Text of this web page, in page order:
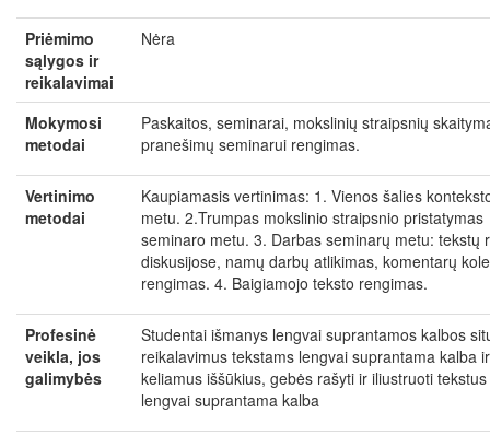
Priėmimo
sąlygos ir
reikalavimai
Nėra
Mokymosi
metodai
Paskaitos, seminarai, mokslinių straipsnių
pranešimų seminarui rengimas.
Vertinimo
metodai
Kaupiamasis vertinimas: 1. Vienos šalies
metu. 2.Trumpas mokslinio straipsnio pristatymas
seminaro metu. 3. Darbas seminarų metu: tekstų
diskusijose, namų darbų atlikimas, komentarų
rengimas. 4. Baigiamojo teksto rengimas.
Profesinė
veikla, jos
galimybės
Studentai išmanys lengvai suprantamos kalbos
reikalavimus tekstams lengvai suprantama kalba
keliamus iššūkius, gebės rašyti ir iliustruoti tekstus
lengvai suprantama kalba